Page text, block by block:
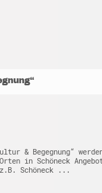
& Begegnung“
in Schöneck
Schöneck ...